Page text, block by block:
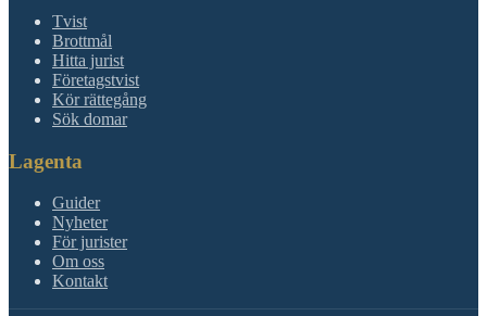
Tvist
Brottmål
Hitta jurist
Företagstvist
Kör rättegång
Sök domar
Lagenta
Guider
Nyheter
För jurister
Om oss
Kontakt